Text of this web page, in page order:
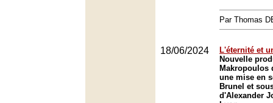
Par Thomas
18/06/2024
L'éternité et
Nouvelle
Makropoulos
une mise en
Brunel et
d'Alexander